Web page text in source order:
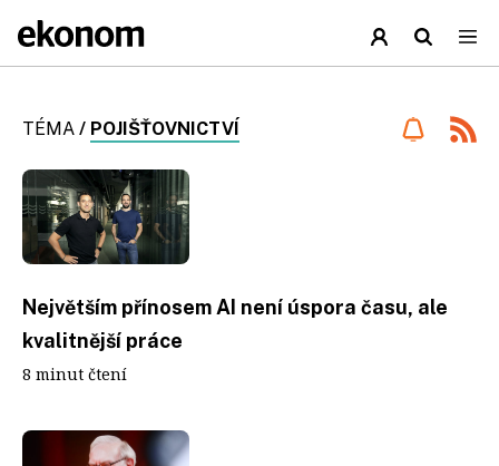
TÉMA / POJIŠŤOVNICTVÍ
Největším přínosem AI není úspora času, ale
kvalitnější práce
8 minut čtení